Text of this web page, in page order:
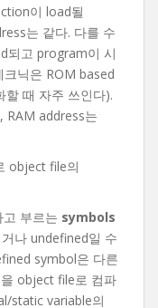
이 load될
는 같다. 다를 수
되고 program이 시
닉은 ROM based
때 자주 쓰인다).
RAM address는
object file의
고 부르는 symbols
나 undefined일 수
symbol은 다른
object file로 컴파
static variable의